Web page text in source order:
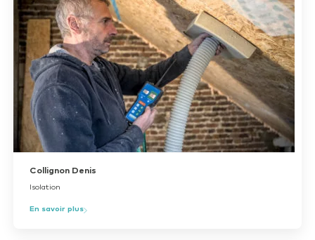
Collignon Denis
Isolation
En savoir plus